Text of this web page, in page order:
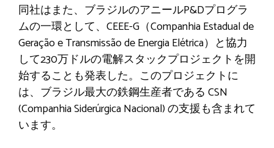
同社はまた、ブラジルのアニールP&Dプログラ
ムの一環として、CEEE-G（Companhia Estadual de
Geração e Transmissão de Energia Elétrica）と協力
して230万ドルの電解スタックプロジェクトを開
始することも発表した。このプロジェクトに
は、ブラジル最大の鉄鋼生産者である CSN
(Companhia Siderúrgica Nacional) の支援も含まれて
います。